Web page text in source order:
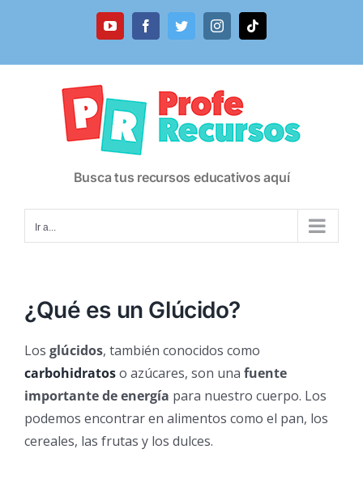
YouTubeFacebookTwitterInstagramTiktok
Busca tus recursos educativos aquí
Ir a...
¿Qué es un Glúcido?
Los glúcidos, también conocidos como
carbohidratoso azúcares, son una fuente
importante de energía para nuestro cuerpo. Los
podemos encontrar en alimentos como el pan, los
cereales, las frutas y los dulces.